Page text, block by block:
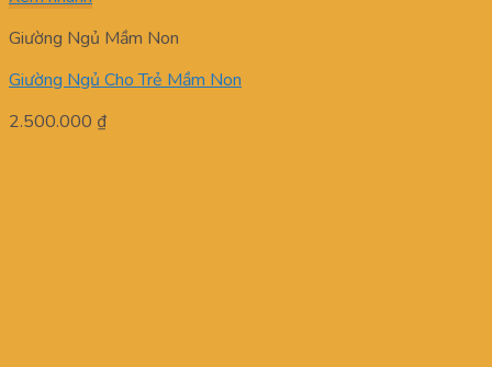
Giường Ngủ Mầm Non
Giường Ngủ Cho Trẻ Mầm Non
2.500.000 ₫